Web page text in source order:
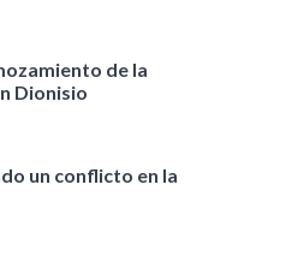
de la
Dionisio
un conflicto en la